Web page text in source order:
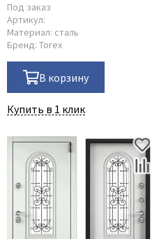
Под заказ
Артикул:
Материал: сталь
Бренд: Torex
В корзину
Купить в 1 клик